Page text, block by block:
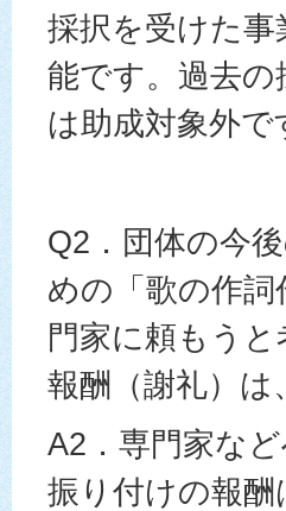
採択を受けた
能です。過去
は助成対象外で
Q2．団体の今
めの「歌の作
門家に頼もう
報酬（謝礼）
A2．専門家な
振り付けの報酬